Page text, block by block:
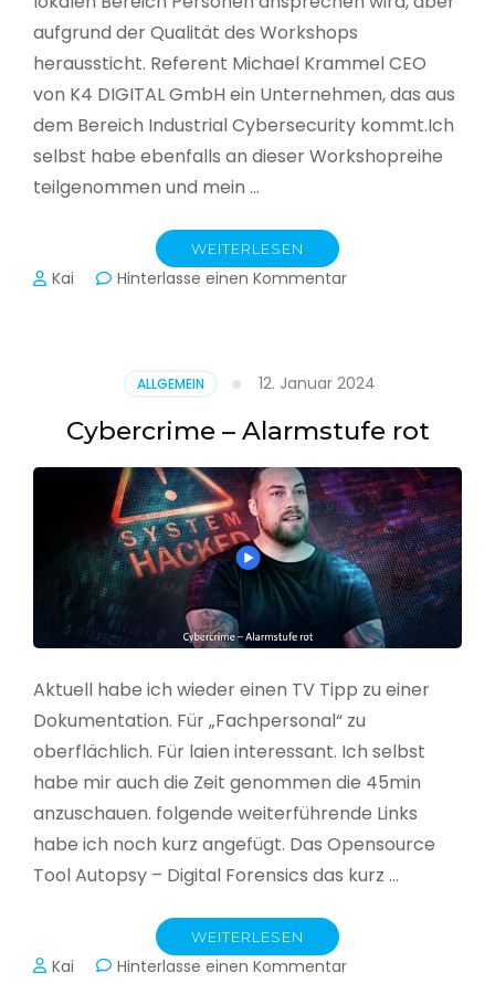
aufgrund der Qualität des Workshops
heraussticht. Referent Michael Krammel CEO
von K4 DIGITAL GmbH ein Unternehmen, das aus
dem Bereich Industrial Cybersecurity kommt.Ich
selbst habe ebenfalls an dieser Workshopreihe
teilgenommen und mein …
WEITERLESEN
Kai Hinterlasse einen Kommentarzu
Produktion
ALLGEMEIN 12. Januar 2024
Cybercrime – Alarmstufe rot
Aktuell habe ich wieder einen TV Tipp zu einer
Dokumentation. Für „Fachpersonal“ zu
oberflächlich. Für laien interessant. Ich selbst
habe mir auch die Zeit genommen die 45min
anzuschauen. folgende weiterführende Links
habe ich noch kurz angefügt. Das Opensource
Tool Autopsy – Digital Forensics das kurz …
WEITERLESEN
Kai Hinterlasse einen Kommentarzu